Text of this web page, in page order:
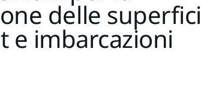
delle superfici
e imbarcazioni